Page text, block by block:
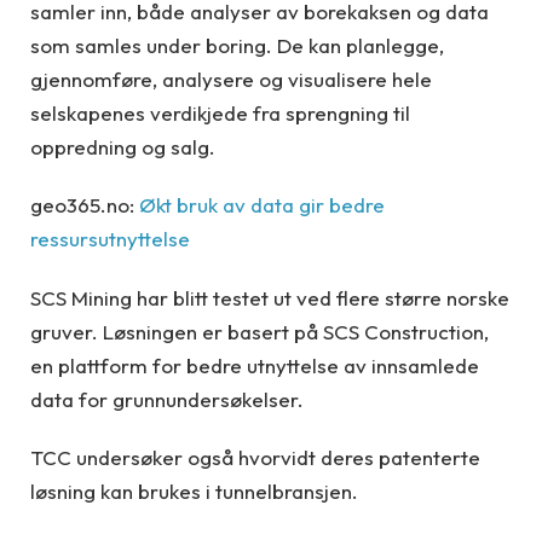
samler inn, både analyser av borekaksen og data
som samles under boring. De kan planlegge,
gjennomføre, analysere og visualisere hele
selskapenes verdikjede fra sprengning til
oppredning og salg.
geo365.no: Økt bruk av data gir bedre
ressursutnyttelse
SCS Mining har blitt testet ut ved flere større norske
gruver. Løsningen er basert på SCS Construction,
en plattform for bedre utnyttelse av innsamlede
data for grunnundersøkelser.
TCC undersøker også hvorvidt deres patenterte
løsning kan brukes i tunnelbransjen.